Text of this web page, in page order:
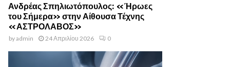
Ανδρέας Σπηλιωτόπουλος: «Ήρωες
του Σήμερα» στην Αίθουσα Τέχνης
«ΑΣΤΡΟΛΑΒΟΣ»
byadmin 24 Απριλίου 2026 0